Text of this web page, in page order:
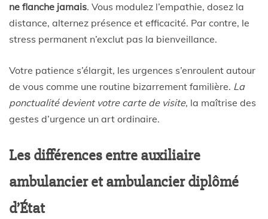
ne flanche jamais. Vous modulez l’empathie, dosez la
distance, alternez présence et efficacité. Par contre, le
stress permanent n’exclut pas la bienveillance.
Votre patience s’élargit, les urgences s’enroulent autour
de vous comme une routine bizarrement familière. La
ponctualité devient votre carte de visite, la maîtrise des
gestes d’urgence un art ordinaire.
Les différences entre auxiliaire
ambulancier et ambulancier diplômé
d’État